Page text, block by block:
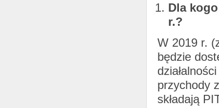
Dla
r.?
W 2019 r.
będzie
przychody
składają